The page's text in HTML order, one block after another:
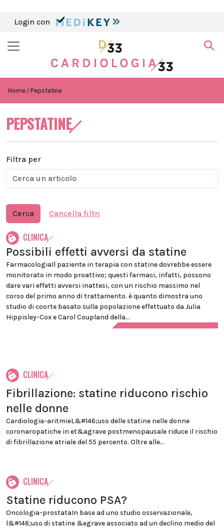
Login con
Home Pepstatine
PEPSTATINE
Filtra per
Cerca Cancella filtri
CLINICA
Possibili effetti avversi da statine
FarmacologiaIl paziente in terapia con statine dovrebbe essere
monitorato in modo proattivo; questi farmaci, infatti, possono
dare vari effetti avversi inattesi, con un rischio massimo nel
corso del primo anno di trattamento. è quanto dimostra uno
studio di coorte basato sulla popolazione effettuato da Julia
Hippisley-Cox e Carol Coupland della...
CLINICA
Fibrillazione: statine riducono rischio
nelle donne
Cardiologia-aritmieL&#146;uso delle statine nelle donne
coronaropatiche in et&agrave postmenopausale riduce il rischio
di fibrillazione atriale del 55 percento. Oltre alle...
CLINICA
Statine riducono PSA?
Oncologia-prostataIn base ad uno studio osservazionale,
l&#146;uso di statine &egrave associato ad un declino medio del